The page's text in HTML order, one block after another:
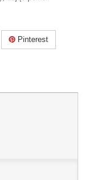
Pinterest